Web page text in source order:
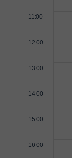
11:00
12:00
13:00
14:00
15:00
16:00